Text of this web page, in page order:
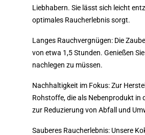
Liebhabern. Sie lässt sich leicht
optimales Raucherlebnis sorgt.
Langes Rauchvergnügen: Die
von etwa 1,5 Stunden. Genießen
nachlegen zu müssen.
Nachhaltigkeit im Fokus: Zur
Rohstoffe, die als Nebenprodukt
zur Reduzierung von Abfall und
Sauberes Raucherlebnis: Unsere